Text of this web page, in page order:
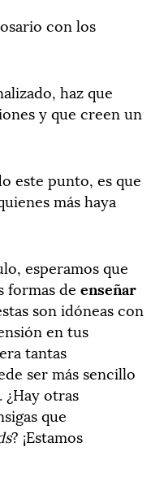
con los
haz que
y que creen un
este punto, es que
más haya
esperamos que
formas de enseñar
son idóneas con
en tus
tantas
ser más sencillo
otras
que
? ¡Estamos